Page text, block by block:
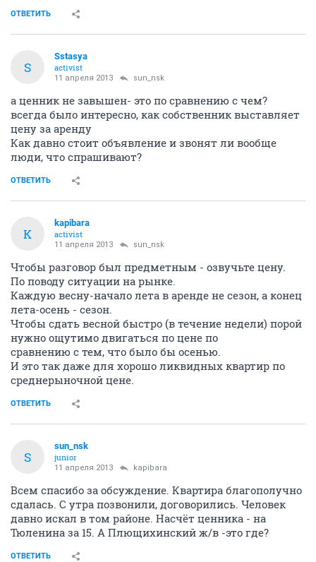
ОТВЕТИТЬ
S
Sstasya
activist
11 апреля 2013 sun_nsk
а ценник не завышен- это по сравнению с чем?
всегда было интересно, как собственник выставляет
цену за аренду
Как давно стоит объявление и звонят ли вообще
люди, что спрашивают?
ОТВЕТИТЬ
K
kapibara
activist
11 апреля 2013 sun_nsk
Чтобы разговор был предметным - озвучьте цену.
По поводу ситуации на рынке.
Каждую весну-начало лета в аренде не сезон, а конец
лета-осень - сезон.
Чтобы сдать весной быстро (в течение недели) порой
нужно ощутимо двигаться по цене по
сравнению с тем, что было бы осенью.
И это так даже для хорошо ликвидных квартир по
среднерыночной цене.
ОТВЕТИТЬ
S
sun_nsk
junior
11 апреля 2013 kapibara
Всем спасибо за обсуждение. Квартира благополучно
сдалась. С утра позвонили, договорились. Человек
давно искал в том районе. Насчёт ценника - на
Тюленина за 15. А Плющихинский ж/в -это где?
ОТВЕТИТЬ